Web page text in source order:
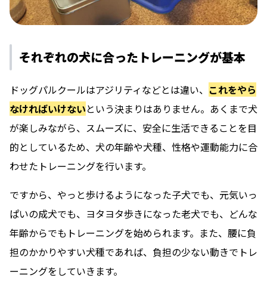
それぞれの犬に合ったトレーニングが基本
ドッグパルクールはアジリティなどとは違い、 これをやら
なければいけないという決まりはありません。あくまで犬
が楽しみながら、スムーズに、安全に生活できることを目
的としているため、犬の年齢や犬種、性格や運動能力に合
わせたトレーニングを行います。
ですから、やっと歩けるようになった子犬でも、元気いっ
ぱいの成犬でも、ヨタヨタ歩きになった老犬でも、どんな
年齢からでもトレーニングを始められます。また、腰に負
担のかかりやすい犬種であれば、負担の少ない動きでトレ
ーニングをしていきます。